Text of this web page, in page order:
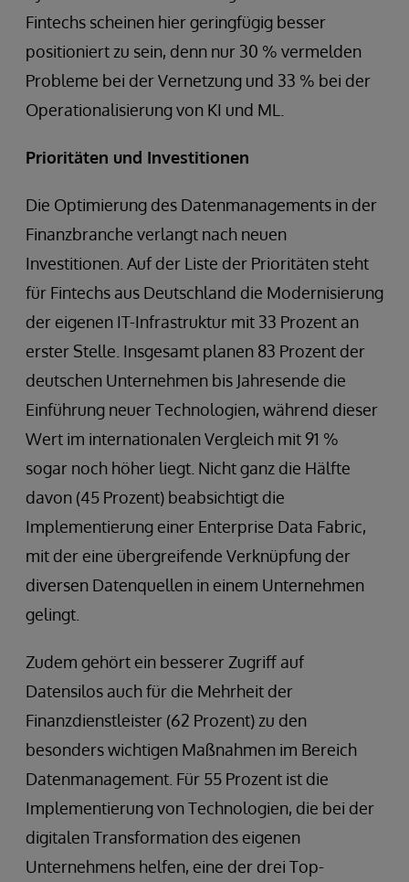
Fintechs scheinen hier geringfügig besser
positioniert zu sein, denn nur 30 % vermelden
Probleme bei der Vernetzung und 33 % bei der
Operationalisierung von KI und ML.
Prioritäten und Investitionen
Die Optimierung des Datenmanagements in der
Finanzbranche verlangt nach neuen
Investitionen. Auf der Liste der Prioritäten steht
für Fintechs aus Deutschland die Modernisierung
der eigenen IT-Infrastruktur mit 33 Prozent an
erster Stelle. Insgesamt planen 83 Prozent der
deutschen Unternehmen bis Jahresende die
Einführung neuer Technologien, während dieser
Wert im internationalen Vergleich mit 91 %
sogar noch höher liegt. Nicht ganz die Hälfte
davon (45 Prozent) beabsichtigt die
Implementierung einer Enterprise Data Fabric,
mit der eine übergreifende Verknüpfung der
diversen Datenquellen in einem Unternehmen
gelingt.
Zudem gehört ein besserer Zugriff auf
Datensilos auch für die Mehrheit der
Finanzdienstleister (62 Prozent) zu den
besonders wichtigen Maßnahmen im Bereich
Datenmanagement. Für 55 Prozent ist die
Implementierung von Technologien, die bei der
digitalen Transformation des eigenen
Unternehmens helfen, eine der drei Top-